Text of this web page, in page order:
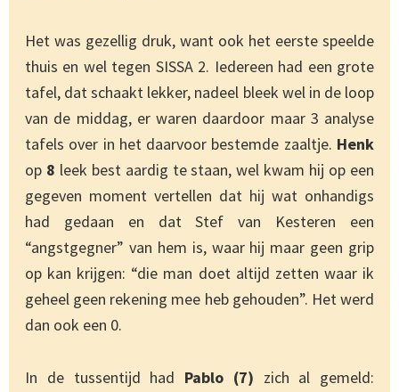
Het was gezellig druk, want ook het eerste speelde
thuis en wel tegen SISSA 2. Iedereen had een grote
tafel, dat schaakt lekker, nadeel bleek wel in de loop
van de middag, er waren daardoor maar 3 analyse
tafels over in het daarvoor bestemde zaaltje. Henk
op 8 leek best aardig te staan, wel kwam hij op een
gegeven moment vertellen dat hij wat onhandigs
had gedaan en dat Stef van Kesteren een
“angstgegner” van hem is, waar hij maar geen grip
op kan krijgen: “die man doet altijd zetten waar ik
geheel geen rekening mee heb gehouden”. Het werd
dan ook een 0.
In de tussentijd had Pablo (7) zich al gemeld: